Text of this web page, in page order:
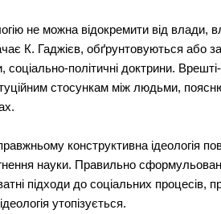
не можна відокремити від влади,
К. Гаджієв, обґрунтовуються або
соціально-політичні доктрини.
стосункам між людьми,
конструктивна ідеологія
науки. Правильно
підходи до соціальних процесів,
утопізується.